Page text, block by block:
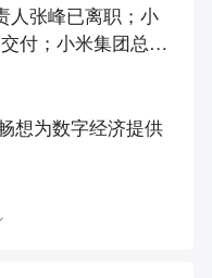
人张峰已离职；小
付；小米集团总裁
动摇
想为数字经济提供